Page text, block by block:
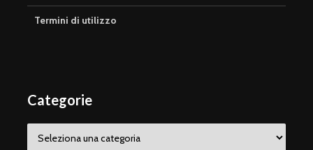
Termini di utilizzo
Categorie